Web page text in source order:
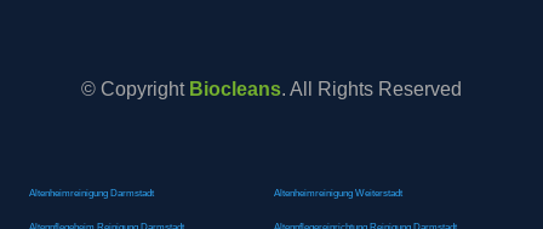
© Copyright Biocleans. All Rights Reserved
Altenheimreinigung Darmstadt Altenheimreinigung Weiterstadt